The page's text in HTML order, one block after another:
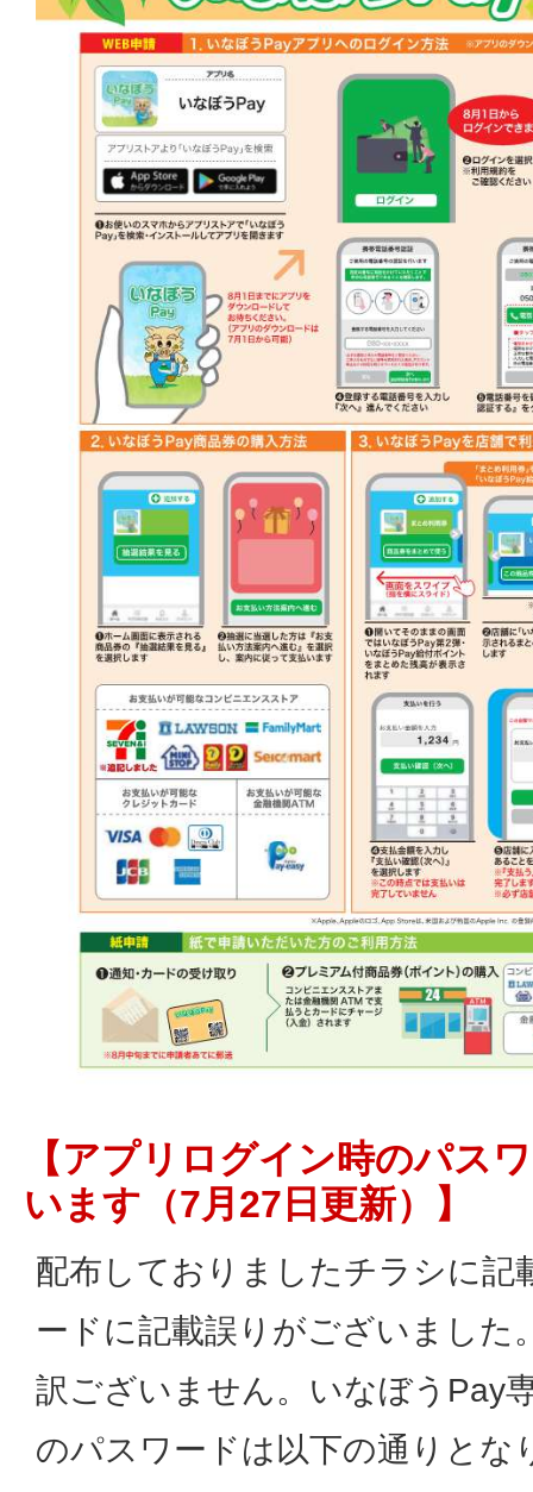
【アプリログイン時のパス
います（7月27日更新）】
配布しておりましたチラシに記
ードに記載誤りがございました
訳ございません。いなぼうPay
のパスワードは以下の通りとな